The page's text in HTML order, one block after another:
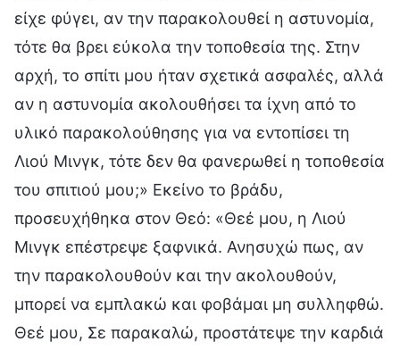
είχε φύγει, αν την παρακολουθεί η αστυνομία,
τότε θα βρει εύκολα την τοποθεσία της. Στην
αρχή, το σπίτι μου ήταν σχετικά ασφαλές, αλλά
αν η αστυνομία ακολουθήσει τα ίχνη από το
υλικό παρακολούθησης για να εντοπίσει τη
Λιού Μινγκ, τότε δεν θα φανερωθεί η τοποθεσία
του σπιτιού μου;» Εκείνο το βράδυ,
προσευχήθηκα στον Θεό: «Θεέ μου, η Λιού
Μινγκ επέστρεψε ξαφνικά. Ανησυχώ πως, αν
την παρακολουθούν και την ακολουθούν,
μπορεί να εμπλακώ και φοβάμαι μη συλληφθώ.
Θεέ μου, Σε παρακαλώ, προστάτεψε την καρδιά